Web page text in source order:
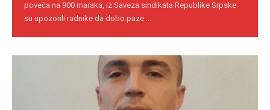
poveća na 900 maraka, iz Saveza sindikata Republike Srpske
su upozorili radnike da dobo paze ...